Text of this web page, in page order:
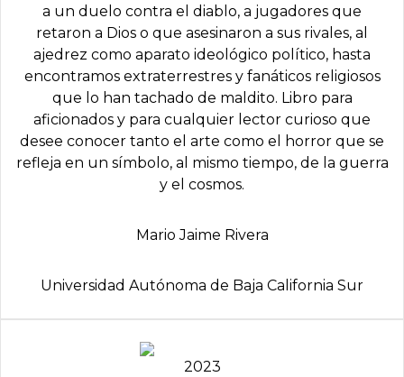
a un duelo contra el diablo, a jugadores que
retaron a Dios o que asesinaron a sus rivales, al
ajedrez como aparato ideológico político, hasta
encontramos extraterrestres y fanáticos religiosos
que lo han tachado de maldito. Libro para
aficionados y para cualquier lector curioso que
desee conocer tanto el arte como el horror que se
refleja en un símbolo, al mismo tiempo, de la guerra
y el cosmos.
Mario Jaime Rivera
Universidad Autónoma de Baja California Sur
2023